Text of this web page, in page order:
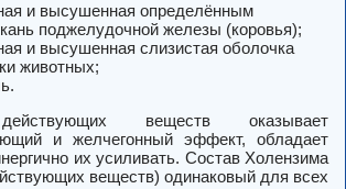
и высушенная определённым
поджелудочной железы (коровья);
и высушенная слизистая оболочка
животных;
веществ оказывает
и желчегонный эффект, обладает
их усиливать. Состав Холензима
веществ) одинаковый для всех